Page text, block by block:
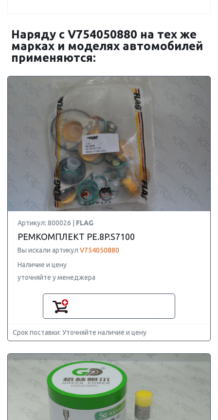
Наряду с V754050880 на тех же
марках и моделях автомобилей
применяются:
Артикул: 800026 | FLAG
РЕМКОМПЛЕКТ PE.8P.S7100
Вы искали артикул V754050880
Наличие и цену
уточняйте у менеджера
Срок поставки: Уточняйте наличие и цену